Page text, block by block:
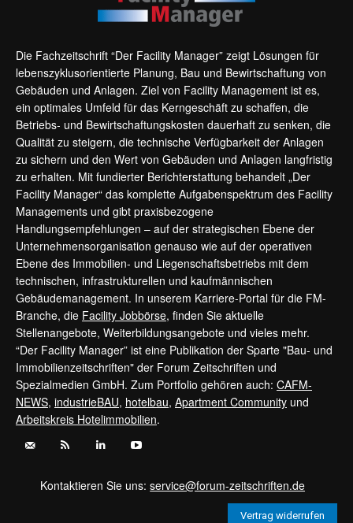
Die Fachzeitschrift “Der Facility Manager” zeigt Lösungen für
lebenszyklusorientierte Planung, Bau und Bewirtschaftung von
Gebäuden und Anlagen. Ziel von Facility Management ist es,
ein optimales Umfeld für das Kerngeschäft zu schaffen, die
Betriebs- und Bewirtschaftungskosten dauerhaft zu senken, die
Qualität zu steigern, die technische Verfügbarkeit der Anlagen
zu sichern und den Wert von Gebäuden und Anlagen langfristig
zu erhalten. Mit fundierter Berichterstattung behandelt „Der
Facility Manager“ das komplette Aufgabenspektrum des Facility
Managements und gibt praxisbezogene
Handlungsempfehlungen – auf der strategischen Ebene der
Unternehmensorganisation genauso wie auf der operativen
Ebene des Immobilien- und Liegenschaftsbetriebs mit dem
technischen, infrastrukturellen und kaufmännischen
Gebäudemanagement. In unserem Karriere-Portal für die FM-
Branche, die Facility Jobbörse, finden Sie aktuelle
Stellenangebote, Weiterbildungsangebote und vieles mehr.
“Der Facility Manager” ist eine Publikation der Sparte "Bau- und
Immobilienzeitschriften" der Forum Zeitschriften und
Spezialmedien GmbH. Zum Portfolio gehören auch: CAFM-
NEWS, industrieBAU, hotelbau, Apartment Community und
Arbeitskreis Hotelimmobilien.
Kontaktieren Sie uns:service@forum-zeitschriften.de
Vertrag widerrufen